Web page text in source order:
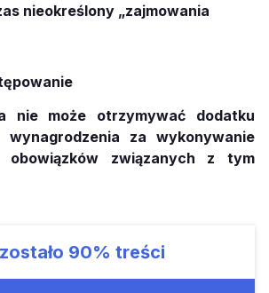
nieokreślony „zajmowania
nie może otrzymywać dodatku
wynagrodzenia za wykonywanie
obowiązków związanych z tym
90% treści